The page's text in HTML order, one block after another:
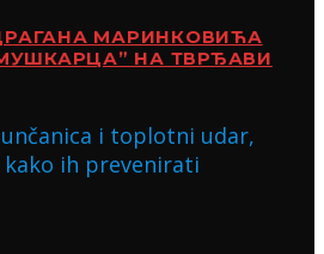
МАРИНКОВИЋА
НА ТВРЂАВИ